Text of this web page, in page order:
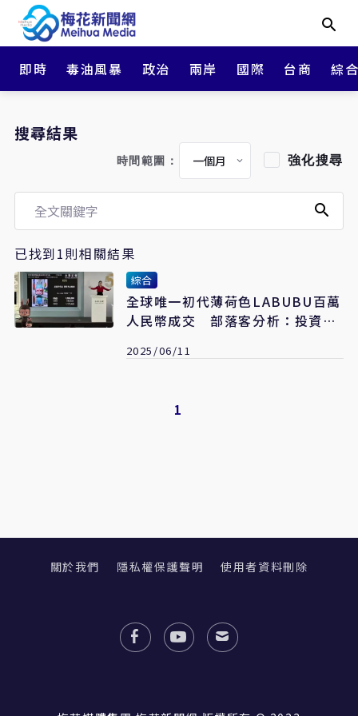
即時 毒油風暴 政治 兩岸 國際 台商 綜
搜尋結果
時間範圍： 強化搜尋
已找到1則相關結果
綜合
全球唯一初代薄荷色LABUBU百萬
人民幣成交 部落客分析：投資價
2025/06/11
1
關於我們 隱私權保護聲明 使用者資料刪除